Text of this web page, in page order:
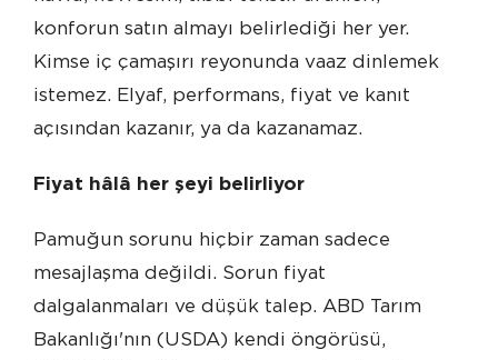
konforun satın almayı belirlediği her yer.
Kimse iç çamaşırı reyonunda vaaz dinlemek
istemez. Elyaf, performans, fiyat ve kanıt
açısından kazanır, ya da kazanamaz.
Fiyat hâlâ her şeyi belirliyor
Pamuğun sorunu hiçbir zaman sadece
mesajlaşma değildi. Sorun fiyat
dalgalanmaları ve düşük talep. ABD Tarım
Bakanlığı'nın (USDA) kendi öngörüsü,